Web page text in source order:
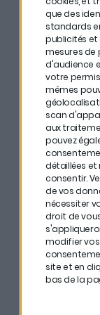
que des
standards
publicités et
mesures de
d'audience
votre
mêmes
scan
aux
pouvez
détaillées
consentir.
de vos
nécessiter
droit de
modifier
site et en
bas de la
“Pour limiter
diversifier
géographie et
AvecMatthieu
ils reviennent
beaucoup
baissé et ils
gagner de
Ne jamais
crise.
# S’adapter
business